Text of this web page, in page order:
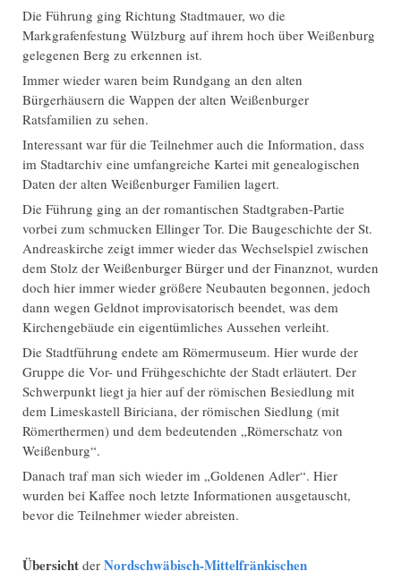
Die Führung ging Richtung Stadtmauer, wo die
Markgrafenfestung Wülzburg auf ihrem hoch über Weißenburg
gelegenen Berg zu erkennen ist.
Immer wieder waren beim Rundgang an den alten
Bürgerhäusern die Wappen der alten Weißenburger
Ratsfamilien zu sehen.
Interessant war für die Teilnehmer auch die Information, dass
im Stadtarchiv eine umfangreiche Kartei mit genealogischen
Daten der alten Weißenburger Familien lagert.
Die Führung ging an der romantischen Stadtgraben-Partie
vorbei zum schmucken Ellinger Tor. Die Baugeschichte der St.
Andreaskirche zeigt immer wieder das Wechselspiel zwischen
dem Stolz der Weißenburger Bürger und der Finanznot, wurden
doch hier immer wieder größere Neubauten begonnen, jedoch
dann wegen Geldnot improvisatorisch beendet, was dem
Kirchengebäude ein eigentümliches Aussehen verleiht.
Die Stadtführung endete am Römermuseum. Hier wurde der
Gruppe die Vor- und Frühgeschichte der Stadt erläutert. Der
Schwerpunkt liegt ja hier auf der römischen Besiedlung mit
dem Limeskastell Biriciana, der römischen Siedlung (mit
Römerthermen) und dem bedeutenden „Römerschatz von
Weißenburg“.
Danach traf man sich wieder im „Goldenen Adler“. Hier
wurden bei Kaffee noch letzte Informationen ausgetauscht,
bevor die Teilnehmer wieder abreisten.
Übersicht der Nordschwäbisch-Mittelfränkischen